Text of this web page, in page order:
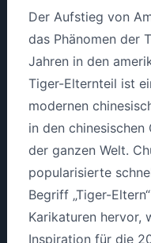
Der Aufstieg von
das Phänomen der
Jahren in den
Tiger-Elternteil ist
modernen
in den chinesischen
der ganzen Welt.
popularisierte
Begriff „Tiger-
Karikaturen hervor,
Inspiration für die